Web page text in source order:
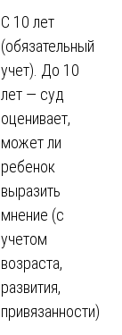
С 10 лет
(обязательный
учет). До 10
лет — суд
оценивает,
может ли
ребенок
выразить
мнение (с
учетом
возраста,
развития,
привязанности)